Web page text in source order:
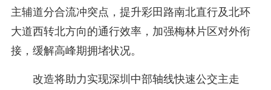
主辅道分合流冲突点，提升彩田路南北直行及北环
大道西转北方向的通行效率，加强梅林片区对外衔
接，缓解高峰期拥堵状况。
改造将助力实现深圳中部轴线快速公交主走